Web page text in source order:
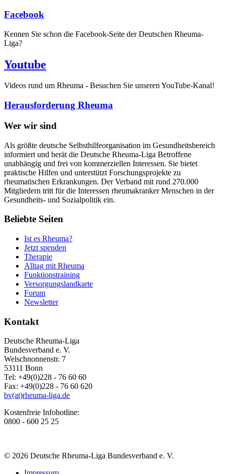
Facebook
Kennen Sie schon die Facebook-Seite der Deutschen Rheuma-
Liga?
Youtube
Videos rund um Rheuma - Besuchen Sie unseren YouTube-Kanal!
Herausforderung Rheuma
Wer wir sind
Als größte deutsche Selbsthilfeorganisation im Gesundheitsbereich
informiert und berät die Deutsche Rheuma-Liga Betroffene
unabhängig und frei von kommerziellen Interessen. Sie bietet
praktische Hilfen und unterstützt Forschungsprojekte zu
rheumatischen Erkrankungen. Der Verband mit rund 270.000
Mitgliedern tritt für die Interessen rheumakranker Menschen in der
Gesundheits- und Sozialpolitik ein.
Beliebte Seiten
Ist es Rheuma?
Jetzt spenden
Therapie
Alltag mit Rheuma
Funktionstraining
Versorgungslandkarte
Forum
Newsletter
Kontakt
Deutsche Rheuma-Liga
Bundesverband e. V.
Welschnonnenstr. 7
53111 Bonn
Tel: +49(0)228 - 76 60 60
Fax: +49(0)228 - 76 60 620
bv(at)rheuma-liga.de
Kostenfreie Infohotline:
0800 - 600 25 25
© 2026 Deutsche Rheuma-Liga Bundesverband e. V.